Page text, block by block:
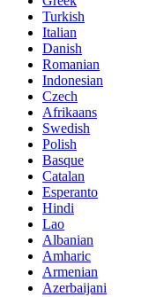
Turkish
Italian
Danish
Romanian
Indonesian
Czech
Afrikaans
Swedish
Polish
Basque
Catalan
Esperanto
Hindi
Lao
Albanian
Amharic
Armenian
Azerbaijani